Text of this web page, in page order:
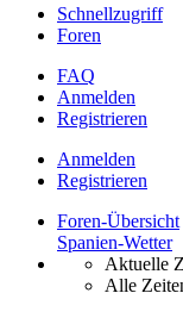
Schnellzugriff
Foren
FAQ
Anmelden
Registrieren
Anmelden
Registrieren
Foren-Übersicht
Spanien-Wetter
Aktuelle
Alle